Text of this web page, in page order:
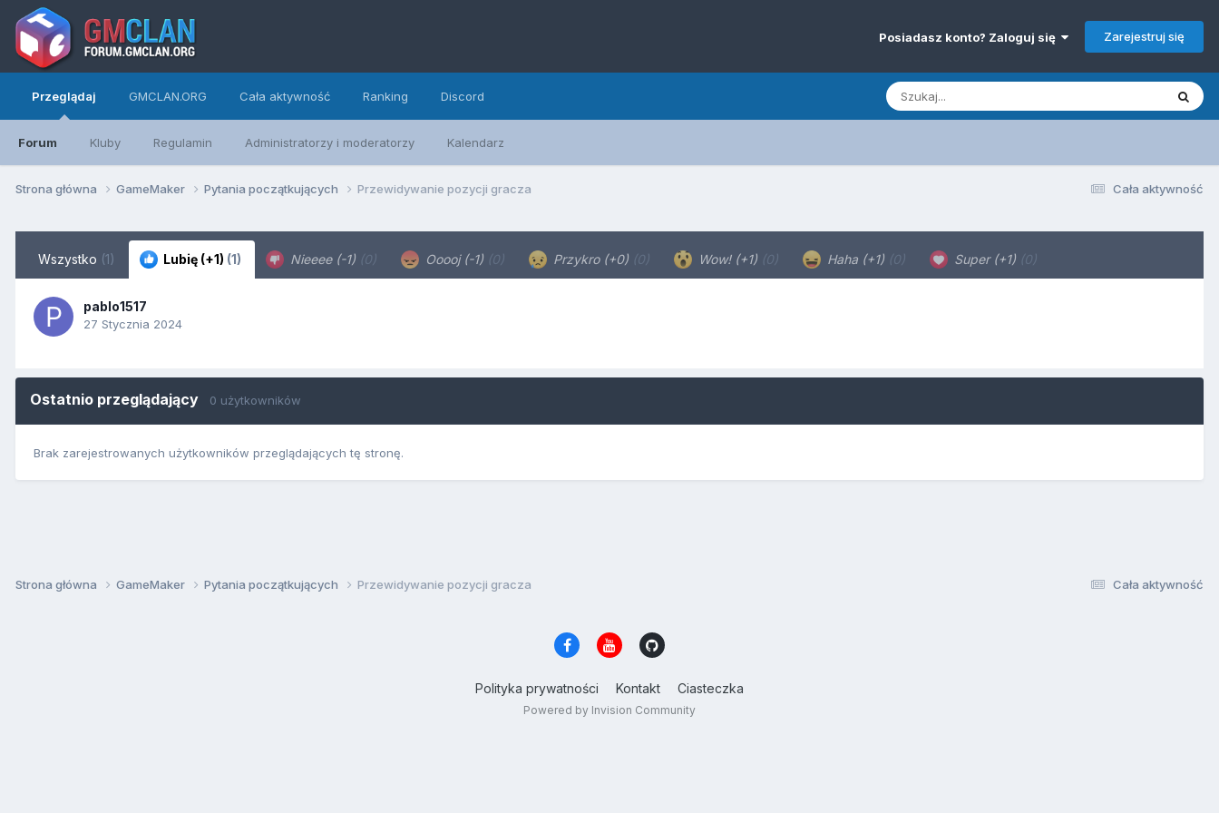
Posiadasz konto? Zaloguj się Zarejestruj się
Przeglądaj
Forum Kluby Regulamin Administratorzy i moderatorzy Kalendarz
GMCLAN.ORG Cała aktywność Ranking Discord
Cała aktywność
Strona główna GameMaker Pytania początkujących Przewidywanie pozycji gracza
Wszystko (1) Lubię (+1) (1) Nieeee (-1) (0) Ooooj (-1) (0) Przykro (+0) (0) Wow! (+1) (0) Haha (+1) (0) Super (+1) (0)
pablo1517
27 Stycznia 2024
Ostatnio przeglądający 0 użytkowników
Brak zarejestrowanych użytkowników przeglądających tę stronę.
Cała aktywność
Strona główna GameMaker Pytania początkujących Przewidywanie pozycji gracza
Polityka prywatności Kontakt Ciasteczka
Powered by Invision Community